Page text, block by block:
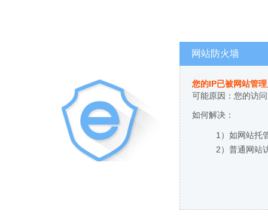
网站防火墙
您的IP已被网站管
可能原因：您的访
如何解决：
1）如网站托
2）普通网站